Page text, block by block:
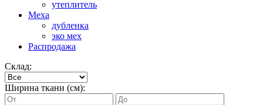
утеплитель
Меха
дубленка
эко мех
Распродажа
Склад:
Ширина ткани (см):